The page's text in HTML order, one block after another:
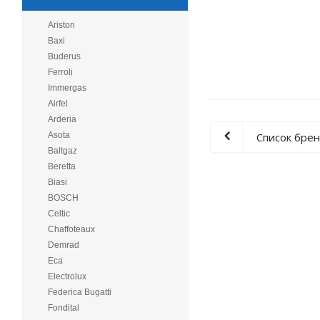
Список
Ariston
Baxi
Buderus
Ferroli
Immergas
Airfel
Arderia
Asota
Baltgaz
Beretta
Biasi
BOSCH
Celtic
Chaffoteaux
Demrad
Eca
Electrolux
Federica Bugatti
Fondital